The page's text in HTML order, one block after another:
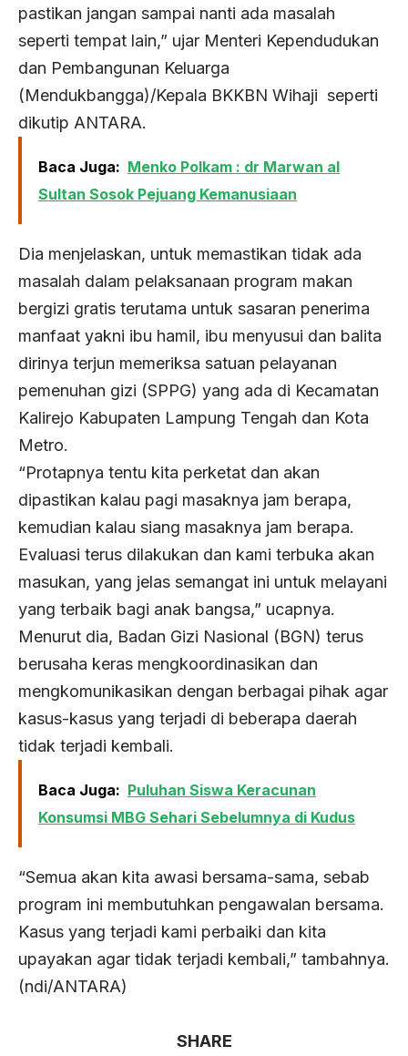
pastikan jangan sampai nanti ada masalah
seperti tempat lain,” ujar Menteri Kependudukan
dan Pembangunan Keluarga
(Mendukbangga)/Kepala BKKBN Wihaji seperti
dikutip ANTARA.
Baca Juga: Menko Polkam : dr Marwan al
Sultan Sosok Pejuang Kemanusiaan
Dia menjelaskan, untuk memastikan tidak ada
masalah dalam pelaksanaan program makan
bergizi gratis terutama untuk sasaran penerima
manfaat yakni ibu hamil, ibu menyusui dan balita
dirinya terjun memeriksa satuan pelayanan
pemenuhan gizi (SPPG) yang ada di Kecamatan
Kalirejo Kabupaten Lampung Tengah dan Kota
Metro.
“Protapnya tentu kita perketat dan akan
dipastikan kalau pagi masaknya jam berapa,
kemudian kalau siang masaknya jam berapa.
Evaluasi terus dilakukan dan kami terbuka akan
masukan, yang jelas semangat ini untuk melayani
yang terbaik bagi anak bangsa,” ucapnya.
Menurut dia, Badan Gizi Nasional (BGN) terus
berusaha keras mengkoordinasikan dan
mengkomunikasikan dengan berbagai pihak agar
kasus-kasus yang terjadi di beberapa daerah
tidak terjadi kembali.
Baca Juga: Puluhan Siswa Keracunan
Konsumsi MBG Sehari Sebelumnya di Kudus
“Semua akan kita awasi bersama-sama, sebab
program ini membutuhkan pengawalan bersama.
Kasus yang terjadi kami perbaiki dan kita
upayakan agar tidak terjadi kembali,” tambahnya.
(ndi/ANTARA)
SHARE